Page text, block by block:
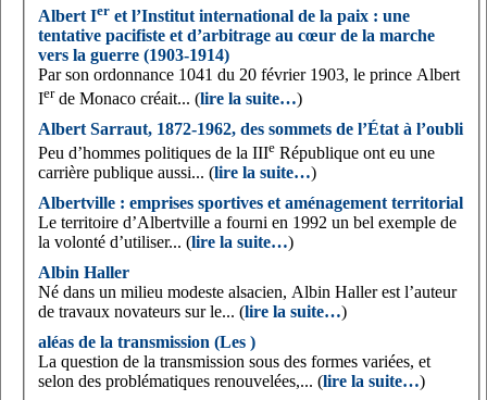
Albert Ier et l’Institut international de la paix : une
tentative pacifiste et d’arbitrage au cœur de la marche
vers la guerre (1903-1914)
Par son ordonnance 1041 du 20 février 1903, le prince Albert
Ierde Monaco créait... (lire la suite…)
Albert Sarraut, 1872-1962, des sommets de l’État à l’oubli
Peu d’hommes politiques de la IIIe République ont eu une
carrière publique aussi... (lire la suite…)
Albertville : emprises sportives et aménagement territorial
Le territoire d’Albertville a fourni en 1992 un bel exemple de
la volonté d’utiliser... (lire la suite…)
Albin Haller
Né dans un milieu modeste alsacien, Albin Haller est l’auteur
de travaux novateurs sur le... (lire la suite…)
aléas de la transmission (Les )
La question de la transmission sous des formes variées, et
selon des problématiques renouvelées,... (lire la suite…)